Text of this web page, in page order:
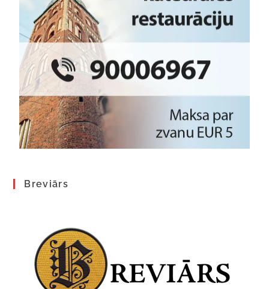
Breviārs